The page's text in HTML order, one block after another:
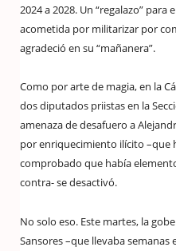
2024 a 2028. Un “regalazo”
acometida por militarizar por
agradeció en su “mañanera”.
Como por arte de magia, en la
dos diputados priistas en la
amenaza de desafuero a
por enriquecimiento ilícito –que
comprobado que había
contra- se desactivó.
No solo eso. Este martes, la
Sansores –que llevaba